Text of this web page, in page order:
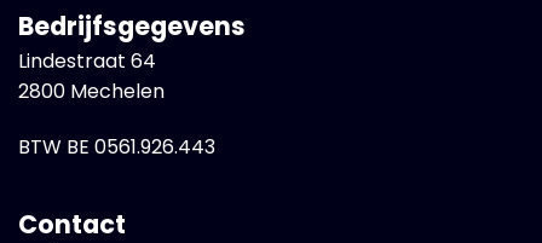
Bedrijfsgegevens
Lindestraat 64
2800 Mechelen
BTW BE 0561.926.443
Contact